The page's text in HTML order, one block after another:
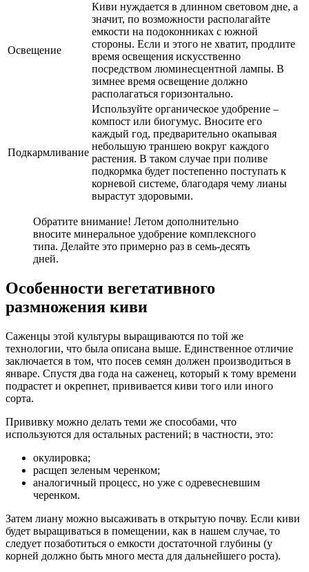
Освещение
Киви нуждается в длинном световом дне, а
значит, по возможности располагайте
емкости на подоконниках с южной
стороны. Если и этого не хватит, продлите
время освещения искусственно
посредством люминесцентной лампы. В
зимнее время освещение должно
располагаться горизонтально.
Подкармливание
Используйте органическое удобрение –
компост или биогумус. Вносите его
каждый год, предварительно окапывая
небольшую траншею вокруг каждого
растения. В таком случае при поливе
подкормка будет постепенно поступать к
корневой системе, благодаря чему лианы
вырастут здоровыми.
Обратите внимание! Летом дополнительно
вносите минеральное удобрение комплексного
типа. Делайте это примерно раз в семь-десять
дней.
Особенности вегетативного
размножения киви
Саженцы этой культуры выращиваются по той же
технологии, что была описана выше. Единственное отличие
заключается в том, что посев семян должен производиться в
январе. Спустя два года на саженец, который к тому времени
подрастет и окрепнет, прививается киви того или иного
сорта.
Прививку можно делать теми же способами, что
используются для остальных растений; в частности, это:
окулировка;
расщеп зеленым черенком;
аналогичный процесс, но уже с одревесневшим
черенком.
Затем лиану можно высаживать в открытую почву. Если киви
будет выращиваться в помещении, как в нашем случае, то
следует позаботиться о емкости достаточной глубины (у
корней должно быть много места для дальнейшего роста).